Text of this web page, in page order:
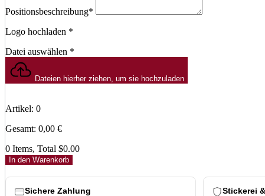
Positionsbeschreibung*
Logo hochladen *
Datei auswählen *
Dateien hierher ziehen, um sie hochzuladen
Artikel: 0
Gesamt: 0,00 €
0 Items, Total $0.00
In den Warenkorb
Sichere Zahlung Stickerei